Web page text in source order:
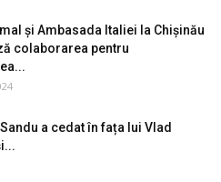
și Ambasada Italiei la Chișinău
colaborarea pentru
a cedat în fața lui Vlad